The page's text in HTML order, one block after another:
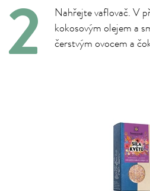
Nahřejte vaflovač. V
kokosovým olejem a
čerstvým ovocem a